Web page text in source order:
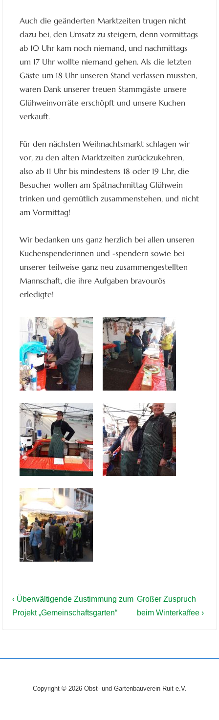
Auch die geänderten Marktzeiten trugen nicht
dazu bei, den Umsatz zu steigern, denn vormittags
ab 10 Uhr kam noch niemand, und nachmittags
um 17 Uhr wollte niemand gehen. Als die letzten
Gäste um 18 Uhr unseren Stand verlassen mussten,
waren Dank unserer treuen Stammgäste unsere
Glühweinvorräte erschöpft und unsere Kuchen
verkauft.
Für den nächsten Weihnachtsmarkt schlagen wir
vor, zu den alten Marktzeiten zurückzukehren,
also ab 11 Uhr bis mindestens 18 oder 19 Uhr, die
Besucher wollen am Spätnachmittag Glühwein
trinken und gemütlich zusammenstehen, und nicht
am Vormittag!
Wir bedanken uns ganz herzlich bei allen unseren
Kuchenspenderinnen und -spendern sowie bei
unserer teilweise ganz neu zusammengestellten
Mannschaft, die ihre Aufgaben bravourös
erledigte!
BEITRAGSNAVIGATION
Vorheriger
Beitrag
‹ Überwältigende Zustimmung zum
Projekt „Gemeinschaftsgarten“
Nächster
Beitrag
Großer Zuspruch
beim Winterkaffee ›
Copyright © 2026 Obst- und Gartenbauverein Ruit e.V.